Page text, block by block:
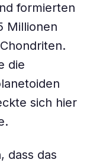
formierten
Millionen
die
sich hier
dass das